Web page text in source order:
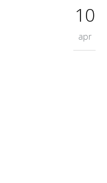
10
apr